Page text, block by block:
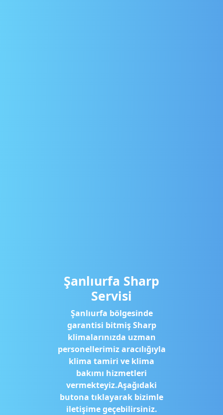
Şanlıurfa Sharp
Servisi
Şanlıurfa bölgesinde
garantisi bitmiş Sharp
klimalarınızda uzman
personellerimiz aracılığıyla
klima tamiri ve klima
bakımı hizmetleri
vermekteyiz.Aşağıdaki
butona tıklayarak bizimle
iletişime geçebilirsiniz.